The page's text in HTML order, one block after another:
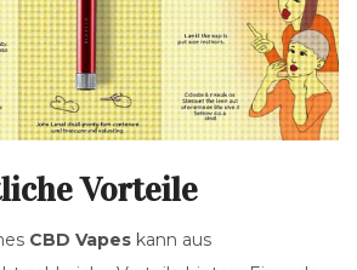
Vorteile
CBD Vapes kann aus